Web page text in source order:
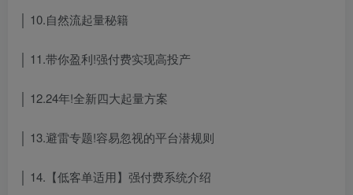
│ 10.自然流起量秘籍
│ 11.带你盈利!强付费实现高投产
│ 12.24年!全新四大起量方案
│ 13.避雷专题!容易忽视的平台潜规则
│ 14.【低客单适用】强付费系统介绍